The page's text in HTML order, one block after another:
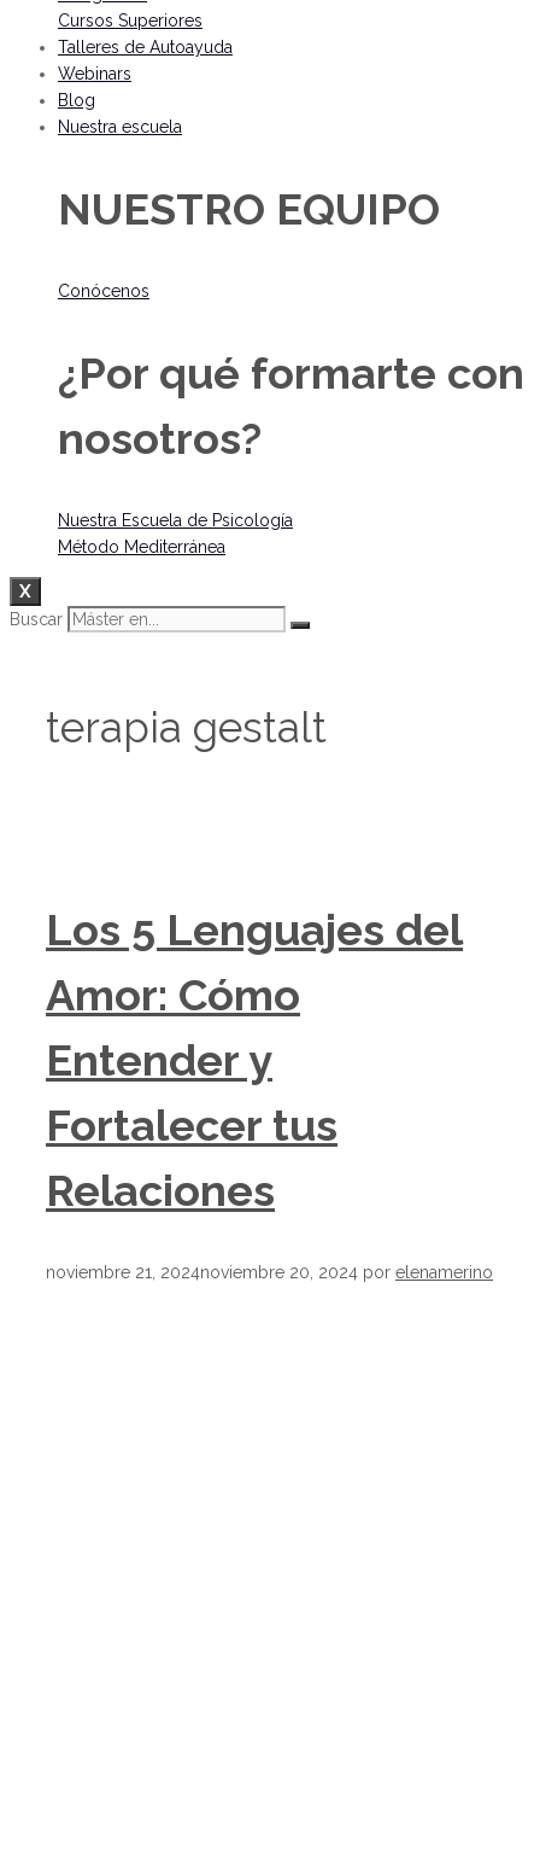
Cursos Superiores
Talleres de Autoayuda
Webinars
Blog
Nuestra escuela
NUESTRO EQUIPO
Conócenos
¿Por qué formarte con
nosotros?
Nuestra Escuela de Psicología
Método Mediterránea
X
Buscar
terapia gestalt
Los 5 Lenguajes del
Amor: Cómo
Entender y
Fortalecer tus
Relaciones
noviembre 21, 2024noviembre 20, 2024 por elenamerino